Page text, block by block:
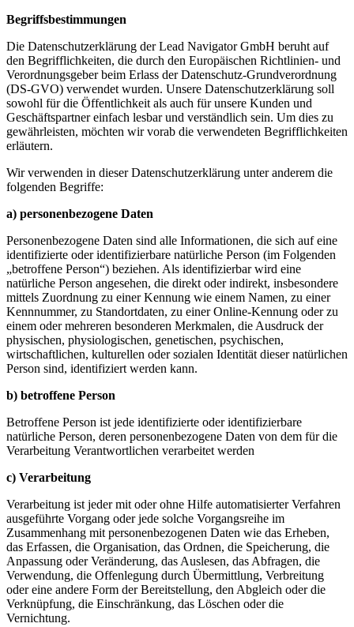
Begriffsbestimmungen
Die Datenschutzerklärung der Lead Navigator GmbH beruht auf
den Begrifflichkeiten, die durch den Europäischen Richtlinien- und
Verordnungsgeber beim Erlass der Datenschutz-Grundverordnung
(DS-GVO) verwendet wurden. Unsere Datenschutzerklärung soll
sowohl für die Öffentlichkeit als auch für unsere Kunden und
Geschäftspartner einfach lesbar und verständlich sein. Um dies zu
gewährleisten, möchten wir vorab die verwendeten Begrifflichkeiten
erläutern.
Wir verwenden in dieser Datenschutzerklärung unter anderem die
folgenden Begriffe:
a) personenbezogene Daten
Personenbezogene Daten sind alle Informationen, die sich auf eine
identifizierte oder identifizierbare natürliche Person (im Folgenden
„betroffene Person“) beziehen. Als identifizierbar wird eine
natürliche Person angesehen, die direkt oder indirekt, insbesondere
mittels Zuordnung zu einer Kennung wie einem Namen, zu einer
Kennnummer, zu Standortdaten, zu einer Online-Kennung oder zu
einem oder mehreren besonderen Merkmalen, die Ausdruck der
physischen, physiologischen, genetischen, psychischen,
wirtschaftlichen, kulturellen oder sozialen Identität dieser natürlichen
Person sind, identifiziert werden kann.
b) betroffene Person
Betroffene Person ist jede identifizierte oder identifizierbare
natürliche Person, deren personenbezogene Daten von dem für die
Verarbeitung Verantwortlichen verarbeitet werden
c) Verarbeitung
Verarbeitung ist jeder mit oder ohne Hilfe automatisierter Verfahren
ausgeführte Vorgang oder jede solche Vorgangsreihe im
Zusammenhang mit personenbezogenen Daten wie das Erheben,
das Erfassen, die Organisation, das Ordnen, die Speicherung, die
Anpassung oder Veränderung, das Auslesen, das Abfragen, die
Verwendung, die Offenlegung durch Übermittlung, Verbreitung
oder eine andere Form der Bereitstellung, den Abgleich oder die
Verknüpfung, die Einschränkung, das Löschen oder die
Vernichtung.